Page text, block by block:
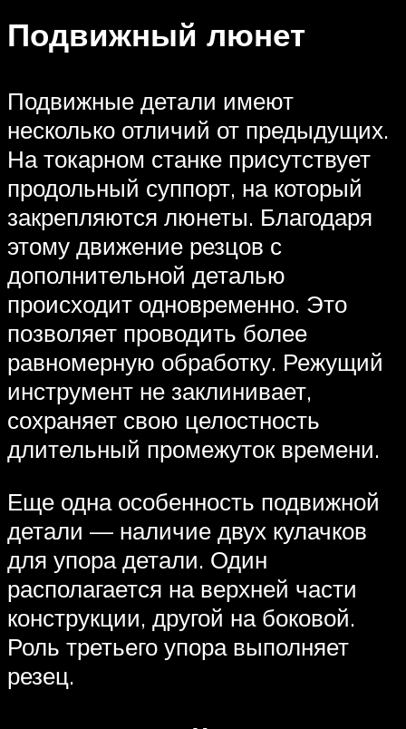
Подвижный люнет
Подвижные детали имеют
несколько отличий от предыдущих.
На токарном станке присутствует
продольный суппорт, на который
закрепляются люнеты. Благодаря
этому движение резцов с
дополнительной деталью
происходит одновременно. Это
позволяет проводить более
равномерную обработку. Режущий
инструмент не заклинивает,
сохраняет свою целостность
длительный промежуток времени.
Еще одна особенность подвижной
детали — наличие двух кулачков
для упора детали. Один
располагается на верхней части
конструкции, другой на боковой.
Роль третьего упора выполняет
резец.